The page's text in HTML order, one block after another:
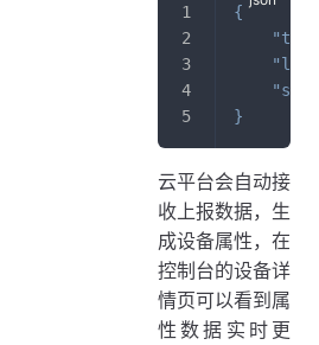
{
}
云平台会自动接
收上报数据，生
成设备属性，在
控制台的设备详
情页可以看到属
性数据实时更